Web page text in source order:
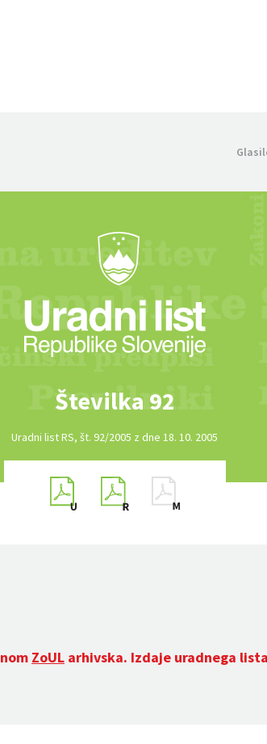
Številka 92
Uradni list RS, št. 92/2005 z dne 18. 10. 2005
ZoUL arhivska. Izdaje uradnega